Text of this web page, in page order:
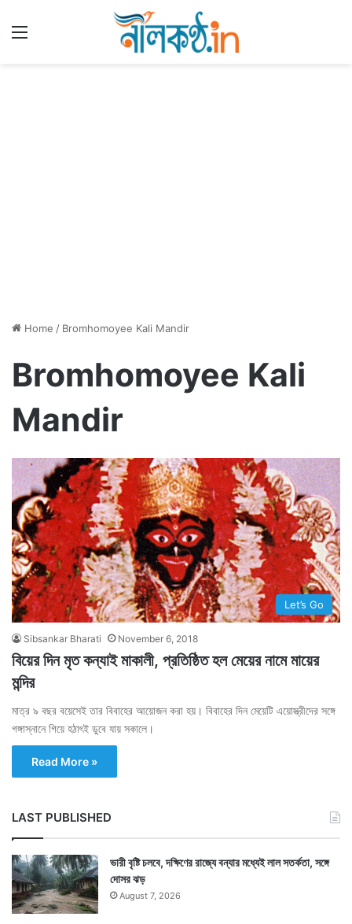
Home / Bromhomoyee Kali Mandir
Bromhomoyee Kali
Mandir
Let’s Go
Sibsankar Bharati November 6, 2018
বিয়ের দিন মৃত কন্যাই মাকালী, প্রতিষ্ঠিত হল মেয়ের নামে মায়ের
মন্দির
মাত্র ৯ বছর বয়েসেই তার বিবাহের আয়োজন করা হয়। বিবাহের দিন মেয়েটি এয়োস্ত্রীদের সঙ্গে
গঙ্গাস্নানে গিয়ে হঠাৎই ডুবে যায় সকালে।
Read More »
LAST PUBLISHED
ভারী বৃষ্টি চলবে, দক্ষিণের রাজ্যে বন্যার মধ্যেই লাল সতর্কতা, সঙ্গে
দোসর ঝড়
August 7, 2026